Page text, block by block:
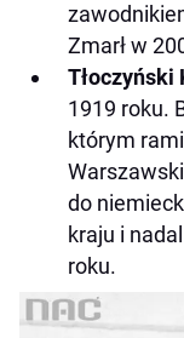
Zmarł w
Tłoczyński
1919 roku.
którym
do
kraju i
roku.